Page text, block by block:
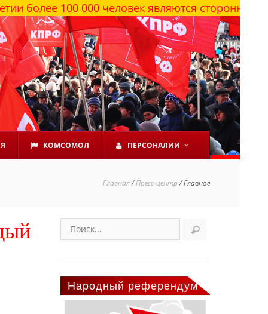
000 человек являются сторонниками КПРФ
КОМСОМОЛ ПЕРСОНАЛИИ
Главная/Пресс-центр/Главное
Народный референдум